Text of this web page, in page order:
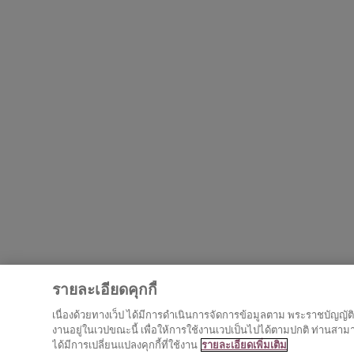
รายละเอียดคุกกี้
เนื่องด้วยทางเว็ป ได้มีการดำเนินการจัดการข้อมูลตาม พระราชบัญ
งานอยู่ในเวปขณะนี้ เพื่อให้การใช้งานเวปเป็นไปได้ตามปกติ ท่านสา
ได้มีการเปลี่ยนแปลงคุกกี้ที่ใช้งาน รายละเอียดเพิ่มเติม